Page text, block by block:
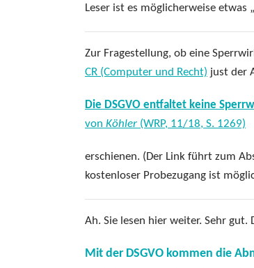
Leser ist es möglicherweise etwas
Zur Fragestellung, ob eine
CR (Computer und Recht) just der
Die DSGVO entfaltet keine
von Köhler (WRP, 11/18, S. 1269)
erschienen. (Der Link führt zum
kostenloser Probezugang ist
Ah. Sie lesen hier weiter. Sehr
Mit der DSGVO kommen die